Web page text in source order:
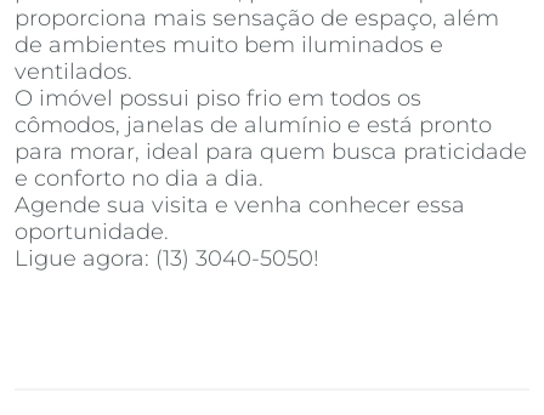
proporciona mais sensação de espaço, além
de ambientes muito bem iluminados e
ventilados.
O imóvel possui piso frio em todos os
cômodos, janelas de alumínio e está pronto
para morar, ideal para quem busca praticidade
e conforto no dia a dia.
Agende sua visita e venha conhecer essa
oportunidade.
Ligue agora: (13) 3040-5050!